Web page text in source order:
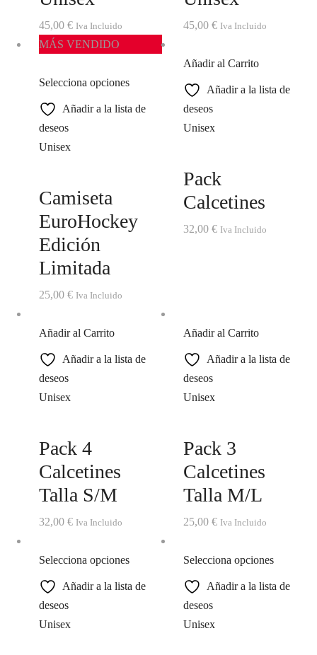
45,00 € Iva Incluido 45,00 € Iva Incluido
MÁS VENDIDO
Selecciona opciones
Añadir a la lista de
deseos
Unisex
Camiseta
EuroHockey
Edición
Limitada
25,00 € Iva Incluido
Añadir al Carrito
Añadir a la lista de
deseos
Unisex
Pack
Calcetines
32,00 € Iva Incluido
Añadir al Carrito
Añadir a la lista de
deseos
Unisex
Pack 4
Calcetines
Talla S/M
32,00 € Iva Incluido
Añadir al Carrito
Añadir a la lista de
deseos
Unisex
Pack 3
Calcetines
Talla M/L
25,00 € Iva Incluido
Selecciona opciones
Añadir a la lista de
deseos
Unisex
Selecciona opciones
Añadir a la lista de
deseos
Unisex